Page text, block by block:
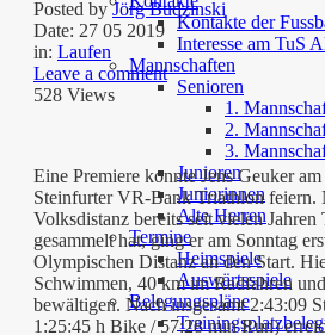
Kontakte der
Interesse am TuS
Mannschaften
Senioren
1.
2.
3.
Junioren
Juniorinnen
Alte Herren
Termine
Heimspiele
Auswärtsspiele
Belegungspläne
Posted byJörg Budzinski
Date: 27 05 2019
in: Laufen
Leave a comment
528 Views
Eine Premiere konnte Jens Geuker
Steinfurter VR-Bank Triathlon feiern.
Volksdistanz bereits seit vielen
gesammelt hat, ging er am Sonntag
Olympischen Distanz an den Start.
Schwimmen, 40 km im Radfahren
bewältigen. Nach insgesamt 2:43:09
1:25:45 h Bike / 57:28 min Run)